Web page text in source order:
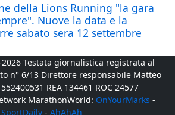
della Lions Running "la gara
Nuove la data e la
sabato sera 12 settembre
Testata giornalistica registrata al
n° 6/13 Direttore responsabile Matteo
REA 134461 ROC 24577
MarathonWorld: OnYourMarks -
SportDaily - AhAhAh